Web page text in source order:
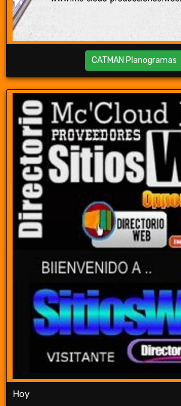
CATMAN Planogramas
Hoy